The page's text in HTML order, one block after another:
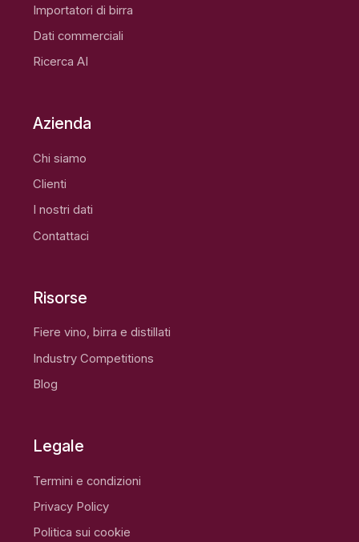
Importatori di birra
Dati commerciali
Ricerca AI
Azienda
Chi siamo
Clienti
I nostri dati
Contattaci
Risorse
Fiere vino, birra e distillati
Industry Competitions
Blog
Legale
Termini e condizioni
Privacy Policy
Politica sui cookie